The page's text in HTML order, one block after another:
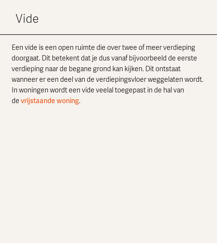
Vide
Een vide is een open ruimte die over twee of meer verdieping
doorgaat. Dit betekent dat je dus vanaf bijvoorbeeld de eerste
verdieping naar de begane grond kan kijken. Dit ontstaat
wanneer er een deel van de verdiepingsvloer weggelaten wordt.
In woningen wordt een vide veelal toegepast in de hal van
de vrijstaande woning.